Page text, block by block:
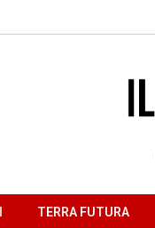
TERRA FUTURA